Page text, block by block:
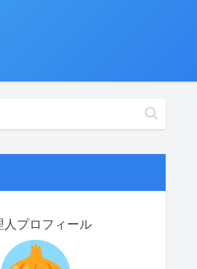
人プロフィール